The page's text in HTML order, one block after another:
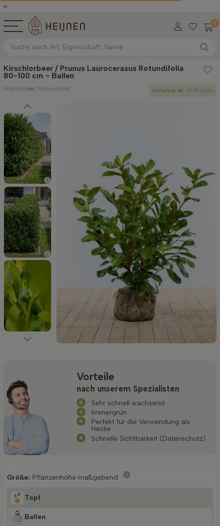
0
Kirschlorbeer / Prunus Laurocerasus Rotundifolia
80-100 cm - Ballen
Kirschlorbeer 'Rotundifolia' Lieferbar ab: 21.09.2026
Vorteile
nach unserem Spezialisten
Sehr schnell wachsend
Immergrün
Perfekt für die Verwendung als
Hecke
Schnelle Sichtbarkeit (Datenschutz)
Größe: Pflanzenhöhe maßgebend
Topf
Ballen